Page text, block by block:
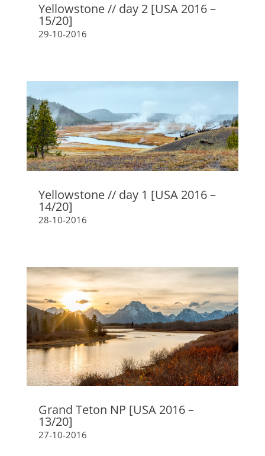
Yellowstone // day 2 [USA 2016 –
15/20]
29-10-2016
Yellowstone // day 1 [USA 2016 –
14/20]
28-10-2016
Grand Teton NP [USA 2016 –
13/20]
27-10-2016